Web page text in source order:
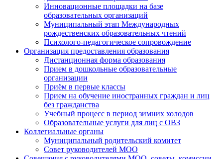
Инновационные площадки на базе
образовательных организаций
Муниципальный этап Международных
рождественских образовательных чтений
Психолого-педагогическое сопровождение
Организация предоставления образования
Дистанционная форма образования
Прием в дошкольные образовательные
организации
Приём в первые классы
Прием на обучение иностранных граждан и лиц
без гражданства
Учебный процесс в период зимних холодов
Образовательные услуги для лиц с ОВЗ
Коллегиальные органы
Муниципальный родительский комитет
Совет руководителей МОО